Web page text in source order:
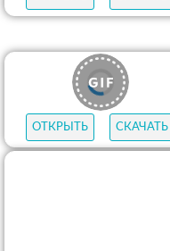
ОТКРЫТЬ СКАЧАТЬ